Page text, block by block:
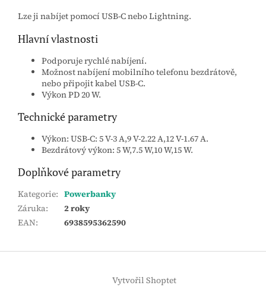
Lze ji nabíjet pomocí USB-C nebo Lightning.
Hlavní vlastnosti
Podporuje rychlé nabíjení.
Možnost nabíjení mobilního telefonu bezdrátově,
nebo připojit kabel USB-C.
Výkon PD 20 W.
Technické parametry
Výkon: USB-C: 5 V-3 A,9 V-2.22 A,12 V-1.67 A.
Bezdrátový výkon: 5 W,7.5 W,10 W,15 W.
Doplňkové parametry
Kategorie: Powerbanky
Záruka:
2 roky
EAN: 6938595362590
Z
Vytvořil Shoptet